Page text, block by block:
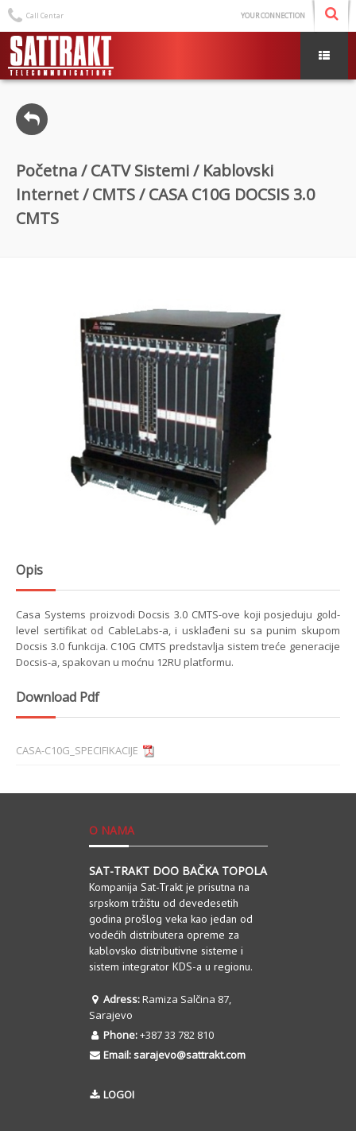
Call Centar YOUR CONNECTION
Početna/CATV Sistemi/ Kablovski
Internet/CMTS/ CASA C10G DOCSIS 3.0
CMTS
Opis
Casa Systems proizvodi Docsis 3.0 CMTS-ove koji posjeduju gold-
level sertifikat od CableLabs-a, i usklađeni su sa punim skupom
Docsis 3.0 funkcija. C10G CMTS predstavlja sistem treće generacije
Docsis-a, spakovan u moćnu 12RU platformu.
Download Pdf
CASA-C10G_SPECIFIKACIJE
O NAMA
SAT-TRAKT DOO BAČKA TOPOLA
Kompanija Sat-Trakt je prisutna na
srpskom tržištu od devedesetih
godina prošlog veka kao jedan od
vodećih distributera opreme za
kablovsko distributivne sisteme i
sistem integrator KDS-a u regionu.
Adress:Ramiza Salčina 87,
Sarajevo
Phone:+387 33 782 810
Email:sarajevo@sattrakt.com
LOGOI